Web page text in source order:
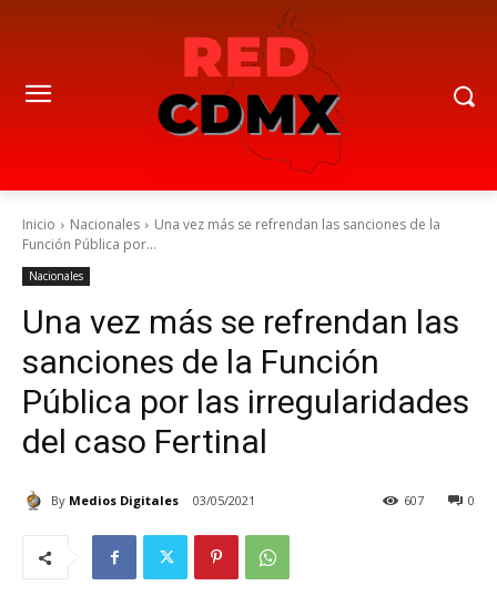
Inicio Nacionales
Una vez más se refrendan las sanciones de la
Función Pública por...
Nacionales
Una vez más se refrendan las
sanciones de la Función
Pública por las irregularidades
del caso Fertinal
By Medios Digitales 03/05/2021 0
607